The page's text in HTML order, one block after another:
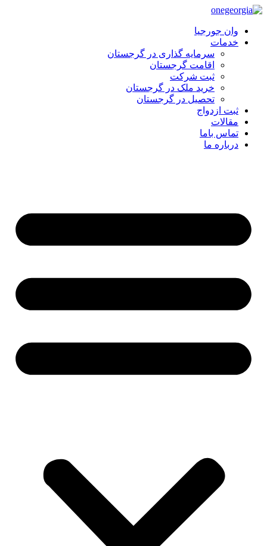
وان جورجیا
خدمات
سرمایه گذاری در گرجستان
اقامت گرجستان
ثبت شرکت
خرید ملک در گرجستان
تحصیل در گرجستان
ثبت ازدواج
مقالات
تماس باما
درباره ما